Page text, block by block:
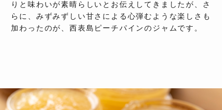
りと味わいが素晴らしいとお伝えしてきましたが、さ
らに、みずみずしい甘さによる心弾むような楽しさも
加わったのが、西表島ピーチパインのジャムです。